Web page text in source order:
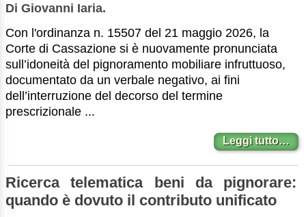
Di Giovanni Iaria.
Con l'ordinanza n. 15507 del 21 maggio 2026, la
Corte di Cassazione si è nuovamente pronunciata
sull’idoneità del pignoramento mobiliare infruttuoso,
documentato da un verbale negativo, ai fini
dell’interruzione del decorso del termine
prescrizionale ...
Leggi tutto…
Ricerca telematica beni da pignorare:
quando è dovuto il contributo unificato